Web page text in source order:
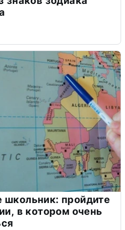
школьник: пройдите
в котором очень